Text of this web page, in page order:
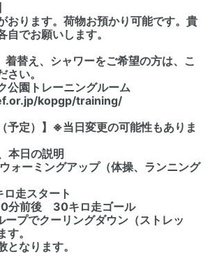
おります。荷物お預かり可能です。貴
自でお願いします。
替え、シャワーをご希望の方は、こ
い。
公園トレーニングルーム
kopgp/training/
予定）】※当日変更の可能性もありま
日の説明
ーミングアップ（体操、ランニング
走スタート
分前後 30キロ走ゴール
プでクーリングダウン（ストレッ
。
なります。